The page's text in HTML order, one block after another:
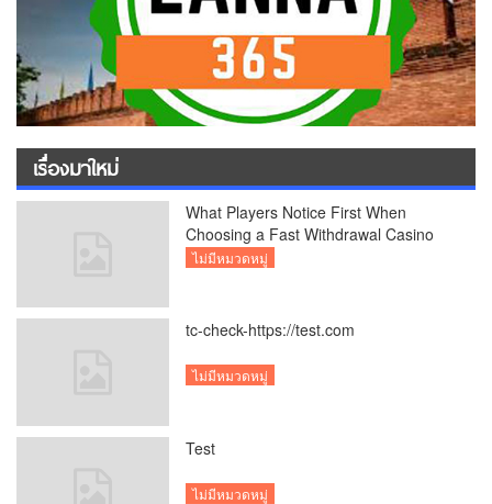
เรื่องมาใหม่
What Players Notice First When
Choosing a Fast Withdrawal Casino
UK
ไม่มีหมวดหมู่
tc-check-https://test.com
ไม่มีหมวดหมู่
Test
ไม่มีหมวดหมู่